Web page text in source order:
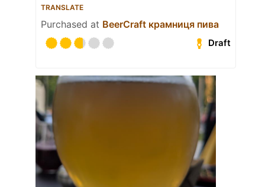
TRANSLATE
Purchased at BeerCraft крамниця пива
Draft